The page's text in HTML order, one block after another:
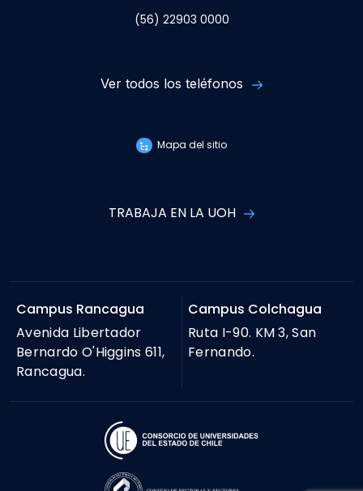
(56) 22903 0000
Ver todos los teléfonos
Mapa del sitio
TRABAJA EN LA UOH
Campus Rancagua
Avenida Libertador
Bernardo O'Higgins 611,
Rancagua.
Campus Colchagua
Ruta I-90. KM 3, San
Fernando.